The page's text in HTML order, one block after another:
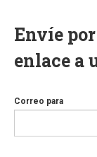
Envíe
enlace a
Correo para